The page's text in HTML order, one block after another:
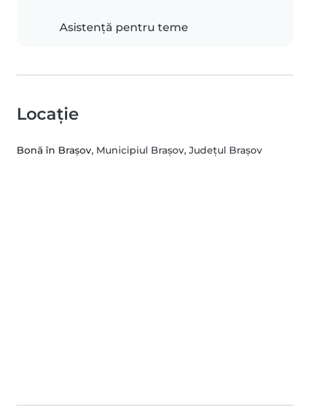
Asistență pentru teme
Locație
Bonă în Brașov, Municipiul Braşov, Județul Brașov